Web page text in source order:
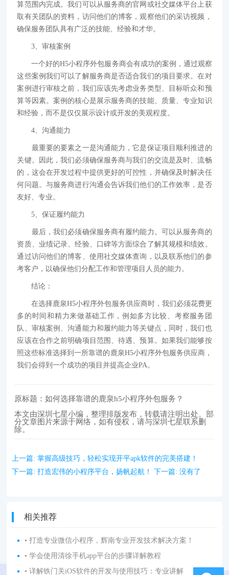
算范围内完成。我们可以从服务商的官网或社交媒体平台上获
取有关团队的资料，访问他们的博客，观察他们的采访视频，
确保服务团队具有广泛的技能、经验和才华。
3、审核案例
一个好的H5小程序外包服务商会有成功的案例，通过观察
这些案例我们可以了解服务商是否适合我们的项目要求。在对
案例进行审核之前，我们应该先考虑业务类型、目标听众和预
算等因素。案例的核心是展示服务商的技能、质量、专业知识
和经验，而不是仅仅展示设计或开发的美观程度。
4、沟通能力
最重要的要素之一是沟通能力，它是保证项目顺利推进的
关键。因此，我们必须确保服务商与我们的交流是及时、流畅
的，这会在开发过程中提供更好的可控性，并确保及时解决任
何问题。与服务商进行沟通会告诉我们他们的工作效率，是否
友好、专业。
5、保证履约能力
最后，我们必须确保服务商有履约能力。可以从服务商的
资质、业绩记录、经验、口碑等方面综合了解其规模和绩效。
通过访问他们的博客、使用社交媒体查询，以及联系他们的参
考客户，以确保他们分配工作和管理项目人员的能力。
结论：
在选择鹿泉H5小程序外包服务供应商时，我们必须花费更
多的时间和精力来做基础工作，例如多方比较、考察服务团
队、审核案例、沟通能力和履约能力等关键点，同时，我们也
应该在合作之前明确项目范围、待遇、预算。如果我们能够按
照这些标准选择到一所靠谱的鹿泉H5小程序外包服务供应商，
我们会得到一个成功的项目并提高企业PA。
原标题：如何选择靠谱的鹿泉h5小程序外包服务？
本文由深圳七星小编，整理排版发布，转载请注明出处。部
分文章图片来源于网络，如有侵权，请与深圳七星联系删
除。
上一篇:掌握高级技巧，轻松实现开平apk软件的完美搭建！
下一篇:打造宏伟的小程序平台，扬帆起航！ 下一篇:没有了
相关推荐
• 打造专业微信小程序，辉南专业开发技术解决方案！
• 学会使用清徐手机app平台的步骤详解教程
• 详解铁门关iOS软件的开发与使用技巧：专业讲解